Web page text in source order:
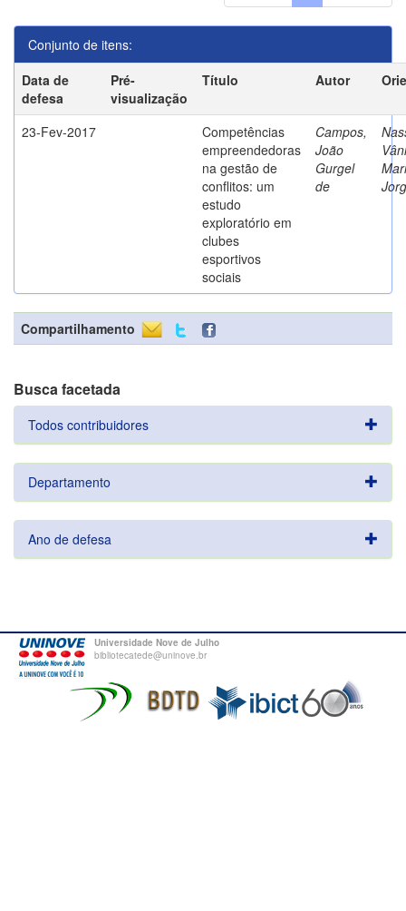
Conjunto de itens:
Data de
defesa
Pré-
visualização
Título Autor
23-Fev-2017
Competências
empreendedoras
na gestão de
conflitos: um
estudo
exploratório em
clubes
esportivos
sociais
Campos,
João
Gurgel
de
Compartilhamento
Busca facetada
Todos contribuidores
Departamento
Ano de defesa
Universidade Nove de Julho
bibliotecatede@uninove.br